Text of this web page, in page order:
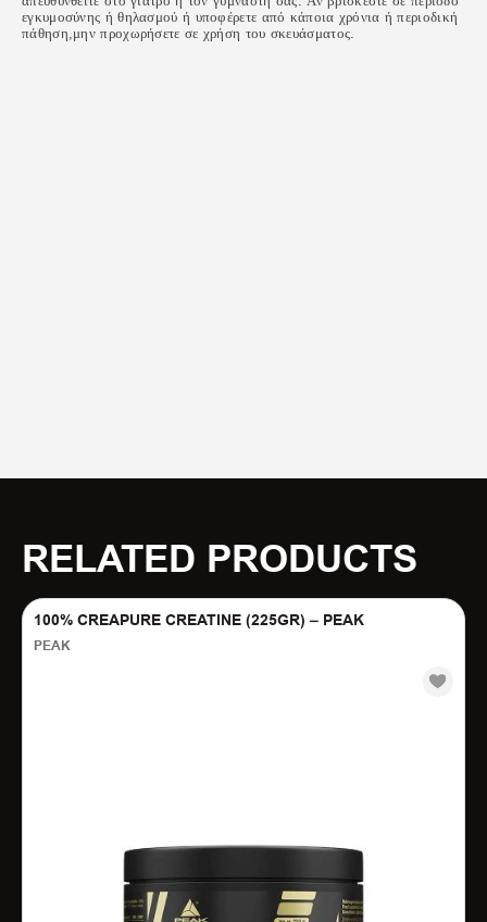
εγκυμοσύνης ή θηλασμού ή υποφέρετε από κάποια χρόνια ή περιοδική
πάθηση,μην προχωρήσετε σε χρήση του σκευάσματος.
RELATED PRODUCTS
100% CREAPURE CREATINE (225GR) – PEAK
PEAK